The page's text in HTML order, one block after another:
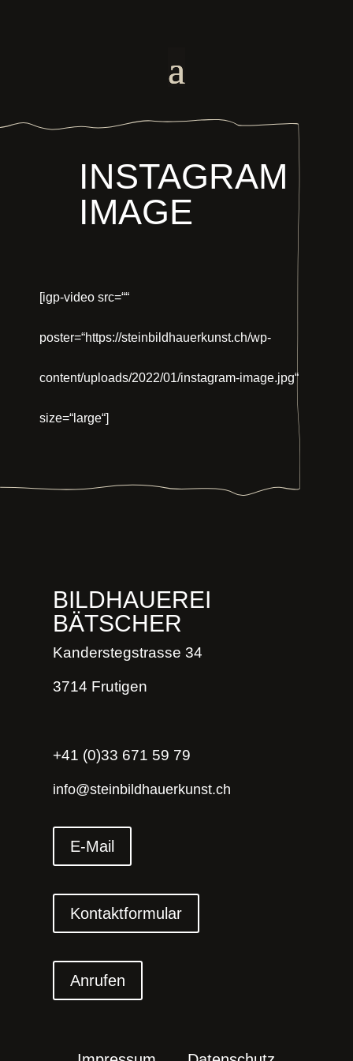
INSTAGRAM
IMAGE
[igp-video src=““
poster=“https://steinbildhauerkunst.ch/wp-
content/uploads/2022/01/instagram-image.jpg“
size=“large“]
BILDHAUEREI
BÄTSCHER
Kanderstegstrasse 34
3714 Frutigen
+41 (0)33 671 59 79
info@steinbildhauerkunst.ch
E-Mail
Kontaktformular
Anrufen